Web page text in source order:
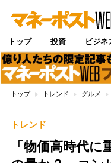
トップ 投資 ビジネ
トップ トレンド グルメ
トレンド
「物価高時代